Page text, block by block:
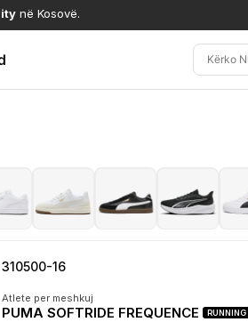
në Kosovë.
310500-16
Atlete per meshkuj
PUMA SOFTRIDE FREQUENCE RUNNING